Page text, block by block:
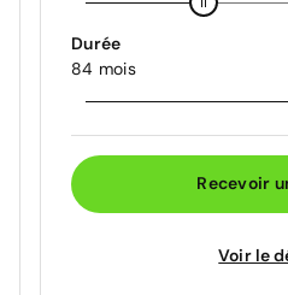
Durée
84 mois
Recevoir
Voir le